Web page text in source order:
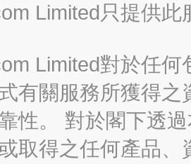
Limited只提供
Limited對於任
有關服務所獲得
性。 對於閣下透
取得之任何產品